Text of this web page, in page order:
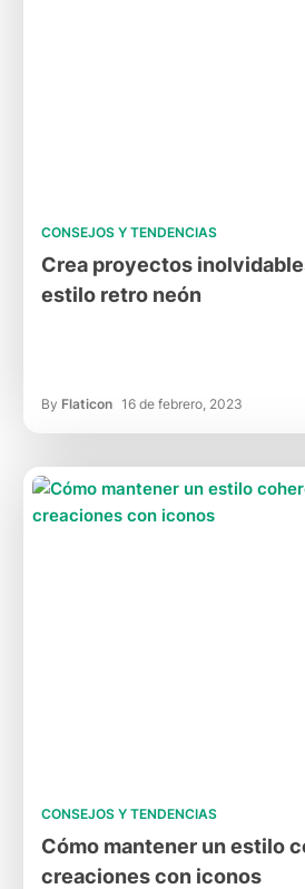
CONSEJOS Y TENDENCIAS
Crea proyectos
estilo retro neón
By Flaticon 16 de febrero, 2023
CONSEJOS Y TENDENCIAS
Cómo mantener un estilo
creaciones con iconos